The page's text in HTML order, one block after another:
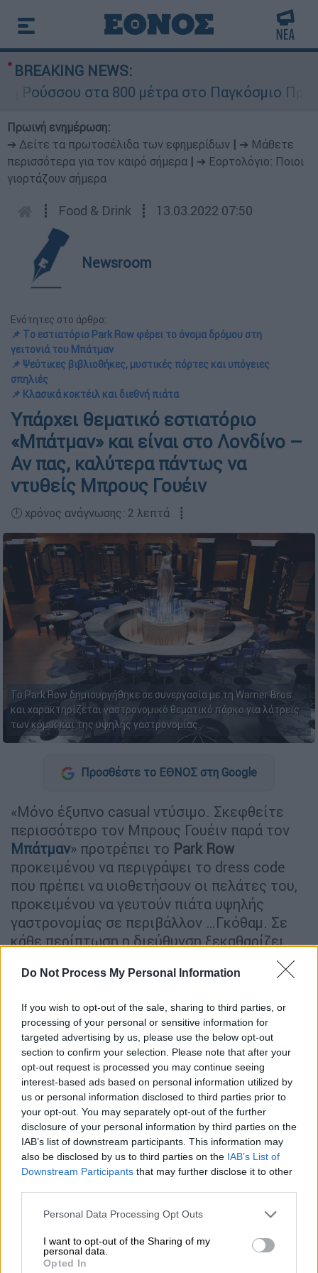
Do Not Process My Personal Information
If you wish to opt-out of the sale, sharing to third parties, or
processing of your personal or sensitive information for
targeted advertising by us, please use the below opt-out
section to confirm your selection. Please note that after your
opt-out request is processed you may continue seeing
interest-based ads based on personal information utilized by
us or personal information disclosed to third parties prior to
your opt-out. You may separately opt-out of the further
disclosure of your personal information by third parties on the
IAB’s list of downstream participants. This information may
also be disclosed by us to third parties on the IAB’s List of
Downstream Participants that may further disclose it to other
Please note that this website/app uses one or more Google
not limited to your visit or usage behaviour. You may click to
grant or deny consent to Google and its third-party tags to
use your data for below specified purposes in below Google
Personal Data Processing Opt Outs
I want to opt-out of the Sharing of my
personal data.
Opted In
BREAKING NEWS:
στα 800 μέτρα στο Παγκόσμιο
Πρωινή ενημέρωση:
➔ Δείτε τα πρωτοσέλιδα των εφημερίδων
➔ Μάθετε
περισσότερα για τον καιρό σήμερα
➔ Εορτολόγιο: Ποιοι
γιορτάζουν σήμερα
┋ Food & Drink ┋ 13.03.2022 07:50
Newsroom
Ενότητες στο άρθρο:
📌 Tο εστιατόριο Park Row φέρει το όνομα δρόμου στη
γειτονιά του Μπάτμαν
📌 Ψεύτικες βιβλιοθήκες, μυστικές πόρτες και υπόγειες
σπηλιές
📌 Κλασικά κοκτέιλ και διεθνή πιάτα
Υπάρχει θεματικό εστιατόριο
«Μπάτμαν» και είναι στο Λονδίνο –
Αν πας, καλύτερα πάντως να
ντυθείς Μπρους Γουέιν
🕛 χρόνος ανάγνωσης: 2 λεπτά ┋
Το Park Row δημιουργήθηκε σε συνεργασία με τη Warner Bros
και χαρακτηρίζεται γαστρονομικό θεματικό πάρκο για λάτρεις
των κόμικ και της υψηλής γαστρονομίας.
Προσθέστε το ΕΘΝΟΣ στη Google
«Μόνο έξυπνο casual ντύσιμο. Σκεφθείτε
περισσότερο τον Μπρους Γουέιν παρά τον
Μπάτμαν» προτρέπει το Park Row
προκειμένου να περιγράψει το dress code
που πρέπει να υιοθετήσουν οι πελάτες του,
προκειμένου να γευτούν πιάτα υψηλής
γαστρονομίας σε περιβάλλον …Γκόθαμ. Σε
κάθε περίπτωση η διεύθυνση ξεκαθαρίζει
ότι μπορεί να απαγορεύσει την είσοδο στο
κοινό που δεν πλοιροί τις προδιαγραφές.
Tο εστιατόριο Park Row φέρει το
όνομα δρόμου στη γειτονιά του
Μπάτμαν
Οι θαυμαστές των κόμικς που βρίσκονται
στο Λονδίνο μπορούν να γιορτάσουν την
έναρξη προβολής στους κινηματογράφους
της ταινίας «TheBatman» με πρωταγωνιστή
τονΡόμπερτ Πάτινσον με έναν ιδιαίτερο
τρόπο. Μπορούν να κλείσουν τραπέζι για
δείπνο στο πρώτο εστιατόριο στον κόσμο
με θέμα τον υπερήρωα, στο Σόχο
Σύμφωνα με το Αθηναϊκό Πρακτορείο